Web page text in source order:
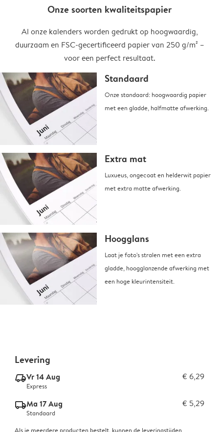
Onze soorten kwaliteitspapier
Al onze kalenders worden gedrukt op hoogwaardig,
duurzaam en FSC-gecertificeerd papier van 250 g/m² –
voor een perfect resultaat.
Standaard
Onze standaard: hoogwaardig papier
met een gladde, halfmatte afwerking.
Extra mat
Luxueus, ongecoat en helderwit papier
met extra matte afwerking.
Hoogglans
Laat je foto's stralen met een extra
gladde, hoogglanzende afwerking met
een hoge kleurintensiteit.
Levering
delivery_express_v2Vr 14 Aug € 6,29
Express
delivery_standard_v2Ma 17 Aug € 5,29
Standaard
Als je meerdere producten bestelt, kunnen de leveringstijden